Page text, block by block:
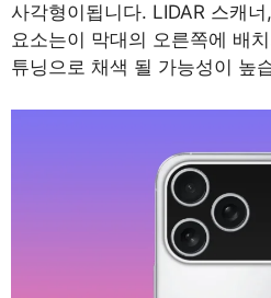
사각형이됩니다. LIDAR 스캐
요소는이 막대의 오른쪽에 배
튜닝으로 채색 될 가능성이 높